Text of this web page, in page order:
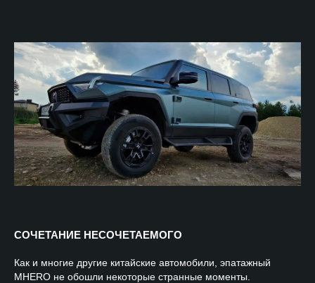
СОЧЕТАНИЕ НЕСОЧЕТАЕМОГО
Как и многие другие китайские автомобили, эпатажный
MHERO не обошли некоторые странные моменты.